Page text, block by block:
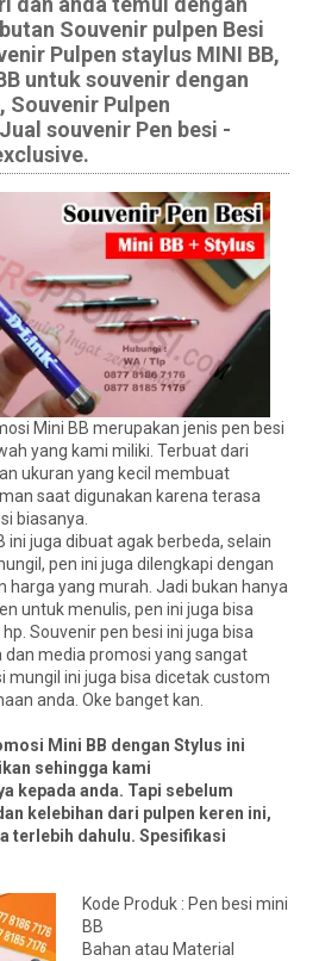
Souvenir pulpen Besi
Pulpen staylus MINI BB,
untuk souvenir dengan
Souvenir Pulpen
souvenir Pen besi -
Mini BB merupakan jenis pen besi
yang kami miliki. Terbuat dari
ukuran yang kecil membuat
saat digunakan karena terasa
biasanya.
ini juga dibuat agak berbeda, selain
pen ini juga dilengkapi dengan
harga yang murah. Jadi bukan hanya
untuk menulis, pen ini juga bisa
Souvenir pen besi ini juga bisa
media promosi yang sangat
mungil ini juga bisa dicetak custom
anda. Oke banget kan.
Mini BB dengan Stylus ini
sehingga kami
kepada anda. Tapi sebelum
kelebihan dari pulpen keren ini,
terlebih dahulu. Spesifikasi
Kode Produk : Pen besi mini
BB
Bahan atau Material